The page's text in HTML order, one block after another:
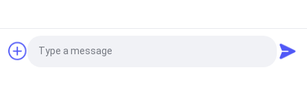
자동적인 넣는 기계